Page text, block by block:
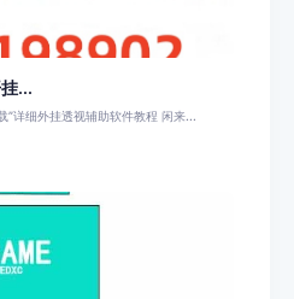
...
”详细外挂透视辅助软件教程 闲来...